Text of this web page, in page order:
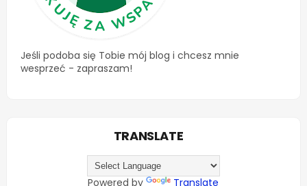
Jeśli podoba się Tobie mój blog i chcesz mnie
wesprzeć - zapraszam!
TRANSLATE
Powered by Translate